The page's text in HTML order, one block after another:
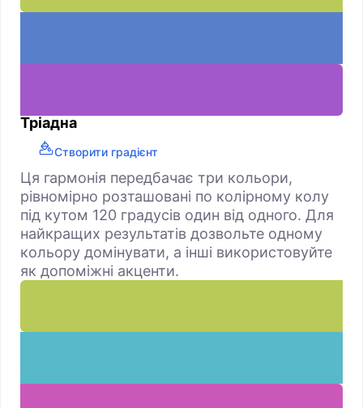
Тріадна
Створити градієнт
Ця гармонія передбачає три кольори,
рівномірно розташовані по колірному колу
під кутом 120 градусів один від одного. Для
найкращих результатів дозвольте одному
кольору домінувати, а інші використовуйте
як допоміжні акценти.